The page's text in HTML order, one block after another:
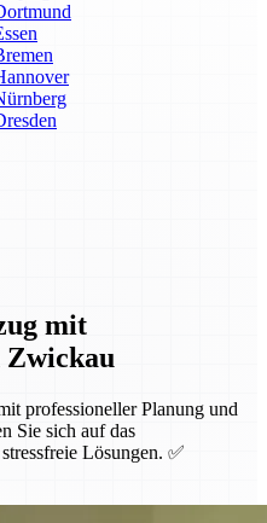
mit
Zwickau
professioneller Planung und
Sie sich auf das
Lösungen. ✅